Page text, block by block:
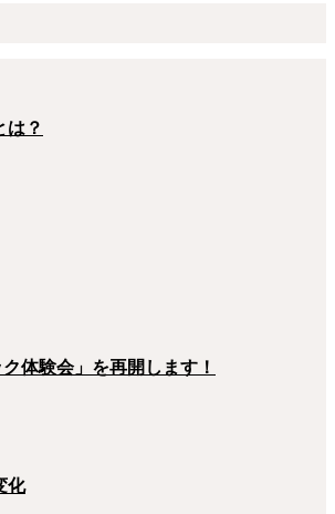
は？
体験会」を再開します！
化